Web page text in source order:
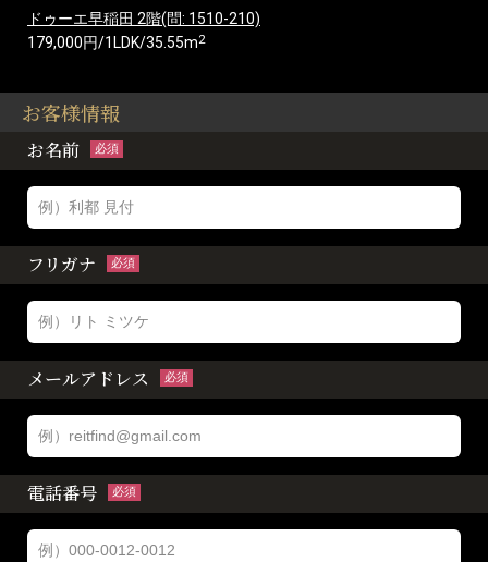
ドゥーエ早稲田 2階(問: 1510-210)
179,000円/1LDK/35.55m2
お客様情報
お名前 必須
フリガナ 必須
メールアドレス 必須
電話番号 必須